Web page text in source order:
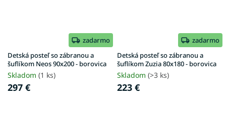
zadarmo
Detská posteľ so zábranou a
šuflíkom Neos 90x200 - borovica
Skladom (1 ks)
297 €
zadarmo
Detská posteľ so zábranou a
šuflíkom Zuzia 80x180 - borovica
Skladom (>3 ks)
223 €